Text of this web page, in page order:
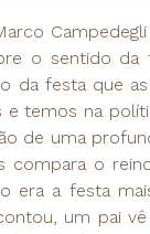
o sentido
da festa que
temos na
de uma
compara o
era a festa
um pai